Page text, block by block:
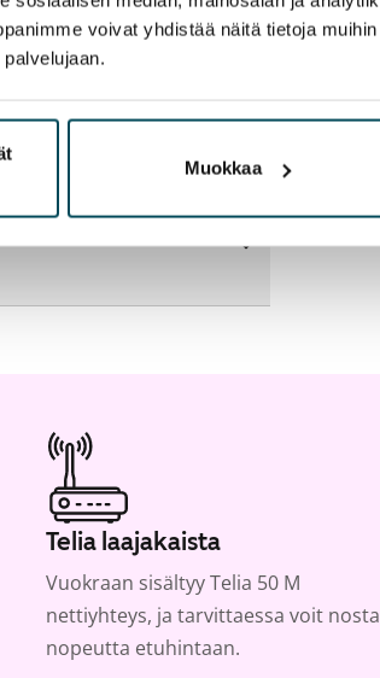
voivat yhdistää näitä tietoja
Muokkaa
Telia laajakaista
Vuokraan sisältyy Telia 50 M
nettiyhteys, ja tarvittaessa voit
nopeutta etuhintaan.